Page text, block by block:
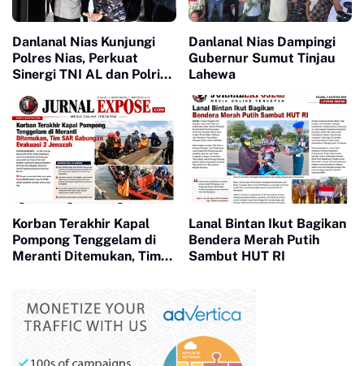
Danlanal Nias Kunjungi
Polres Nias, Perkuat
Sinergi TNI AL dan Polri
Danlanal Nias Dampingi
Gubernur Sumut Tinjau
Lahewa
Korban Terakhir Kapal
Pompong Tenggelam di
Meranti Ditemukan, Tim
Lanal Bintan Ikut Bagikan
Bendera Merah Putih
Sambut HUT RI